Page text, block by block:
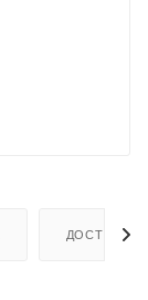
ДОСТАВКА